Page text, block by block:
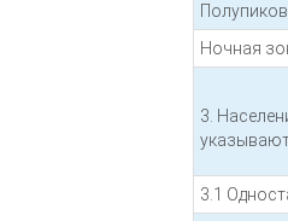
Ночная
3.
3.1